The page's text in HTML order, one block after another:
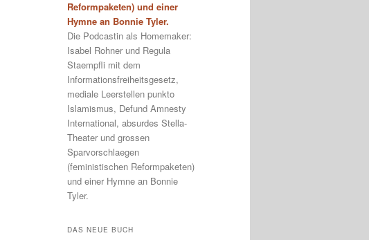
Reformpaketen) und einer
Hymne an Bonnie Tyler.
Die Podcastin als Homemaker:
Isabel Rohner und Regula
Staempfli mit dem
Informationsfreiheitsgesetz,
mediale Leerstellen punkto
Islamismus, Defund Amnesty
International, absurdes Stella-
Theater und grossen
Sparvorschlaegen
(feministischen Reformpaketen)
und einer Hymne an Bonnie
Tyler.
DAS NEUE BUCH